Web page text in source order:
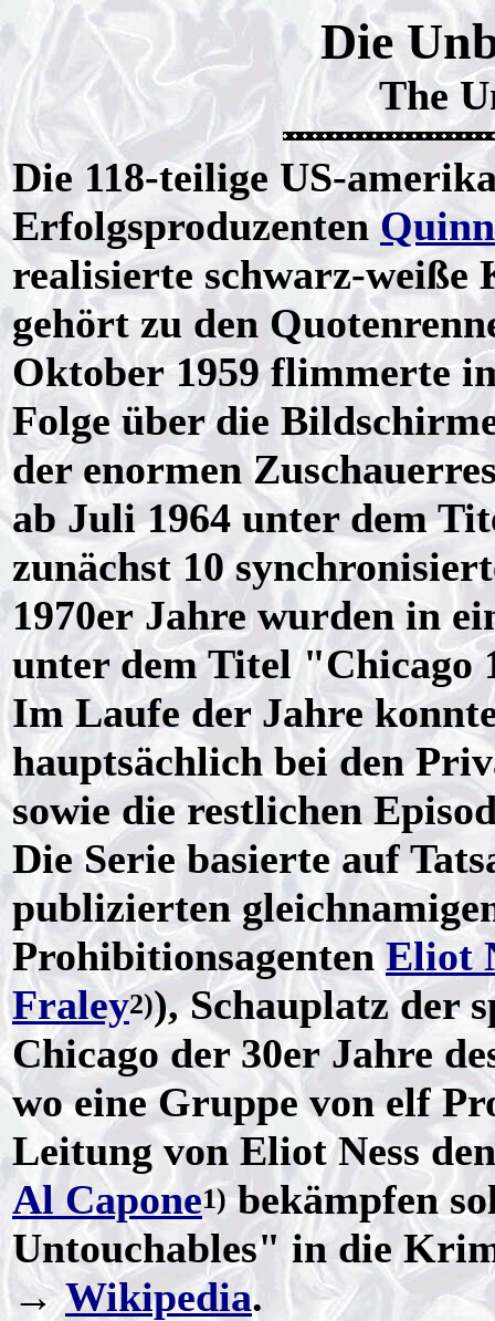
Die
The
Die 118-teilige US-
Erfolgsproduzenten
realisierte schwarz-
gehört zu den
Oktober 1959 flimmerte
Folge über die
der enormen
ab Juli 1964 unter dem
zunächst 10
1970er Jahre wurden in
unter dem Titel "Chicago
Im Laufe der Jahre
hauptsächlich bei den
sowie die restlichen
Die Serie basierte auf
publizierten
ProhibitionsagentenEliot
Fraley2)), Schauplatz der
Chicago der 30er Jahre
wo eine Gruppe von elf
Leitung von Eliot Ness
Al Capone1)bekämpfen
Untouchables" in die
→Wikipedia.